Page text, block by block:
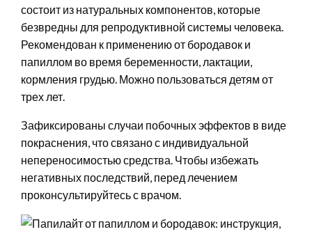
состоит из натуральных компонентов, которые
безвредны для репродуктивной системы человека.
Рекомендован к применению от бородавок и
папиллом во время беременности, лактации,
кормления грудью. Можно пользоваться детям от
трех лет.
Зафиксированы случаи побочных эффектов в виде
покраснения, что связано с индивидуальной
непереносимостью средства. Чтобы избежать
негативных последствий, перед лечением
проконсультируйтесь с врачом.